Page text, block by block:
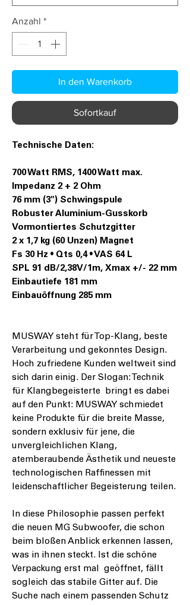
Anzahl *
In den Warenkorb
Sofortkauf
Technische Daten:
700 Watt RMS, 1400 Watt max.
Impedanz 2 + 2 Ohm
76 mm (3") Schwingspule
Robuster Aluminium-Gusskorb
Vormontiertes Schutzgitter
2 x 1,7 kg (60 Unzen) Magnet
Fs 30 Hz • Qts 0,4 • VAS 64 L
SPL 91 dB/2,38V/1m, Xmax +/- 22 mm
Einbautiefe 181 mm
Einbauöffnung 285 mm
MUSWAY steht für Top-Klang, beste
Verarbeitung und gekonntes Design.
Hoch zufriedene Kunden weltweit sind
sich darin einig. Der Slogan: Technik
für Klangbegeisterte bringt es dabei
auf den Punkt: MUSWAY schmiedet
keine Produkte für die breite Masse,
sondern exklusiv für jene, die
unvergleichlichen Klang,
atemberaubende Ästhetik und neueste
technologischen Raffinessen mit
leidenschaftlicher Begeisterung teilen.
In diese Philosophie passen perfekt
die neuen MG Subwoofer, die schon
beim bloßen Anblick erkennen lassen,
was in ihnen steckt. Ist die schöne
Verpackung erst mal geöffnet, fällt
sogleich das stabile Gitter auf. Die
Suche nach einem passenden Schutz